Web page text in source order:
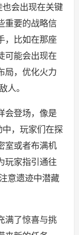
也会出现在关键
重要的战略信
，比如在那座
可能会出现在
局，优化火力
人。
会登场，像是
中，玩家们在探
室或者布满机
玩家指引通往
意遗迹中潜藏
满了惊喜与挑